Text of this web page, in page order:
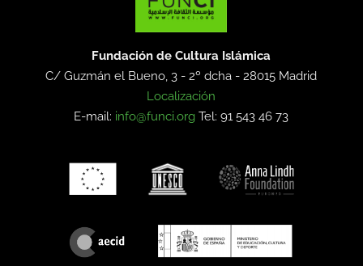
Fundación de Cultura Islámica
C/ Guzmán el Bueno, 3 - 2º dcha -28015 Madrid
Localización
E-mail: info@funci.org Tel: 91 543 46 73